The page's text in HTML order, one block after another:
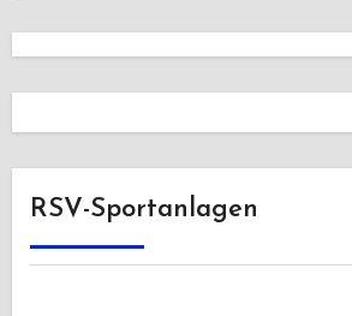
RSV-Sportanlagen